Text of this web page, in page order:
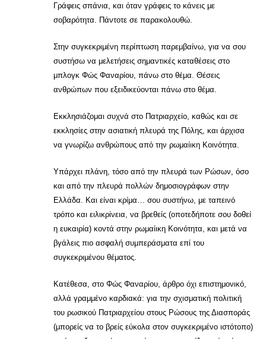
Γράφεις σπάνια, και όταν γράφεις το κάνεις με
σοβαρότητα. Πάντοτε σε παρακολουθώ.
Στην συγκεκριμένη περίπτωση παρεμβαίνω, για να σου
συστήσω να μελετήσεις σημαντικές καταθέσεις στο
μπλογκ Φώς Φαναρίου, πάνω στο θέμα. Θέσεις
ανθρώπων που εξειδικεύονται πάνω στο θέμα.
Εκκλησιάζομαι συχνά στο Πατριαρχείο, καθώς και σε
εκκλησίες στην ασιατική πλευρά της Πόλης, και άρχισα
να γνωρίζω ανθρώπους από την ρωμαίικη Κοινότητα.
Υπάρχει πλάνη, τόσο από την πλευρά των Ρώσων, όσο
και από την πλευρά πολλών δημοσιογράφων στην
Ελλάδα. Και είναι κρίμα… σου συστήνω, με ταπεινό
τρόπο και ειλικρίνεια, να βρεθείς (οποτεδήποτε σου δοθεί
η ευκαιρία) κοντά στην ρωμαίικη Κοινότητα, και μετά να
βγάλεις πιο ασφαλή συμπεράσματα επί του
συγκεκριμένου θέματος.
Κατέθεσα, στο Φώς Φαναρίου, άρθρο όχι επιστημονικό,
αλλά γραμμένο καρδιακά: για την σχισματική πολιτική
του ρωσικού Πατριαρχείου στους Ρώσους της Διασποράς
(μπορείς να το βρείς εύκολα στον συγκεκριμένο ιστότοπο)